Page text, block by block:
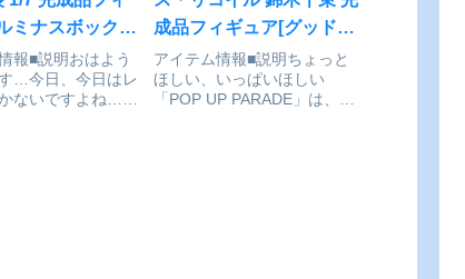
ミナスボックス]
付中
報■説明おはよう
…今日、今日はレ
ないですよね…？
成品フィギュア[グッドス
マイルアーツ上海]が予約
受付開始
アイテム情報■説明ちょっと
ほしい、いっぱいほしい
「POP UP PARADE」は、思